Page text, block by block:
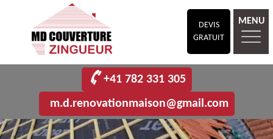
DEVIS
GRATUIT
MENU
+41 782 331 305
m.d.renovationmaison@gmail.com